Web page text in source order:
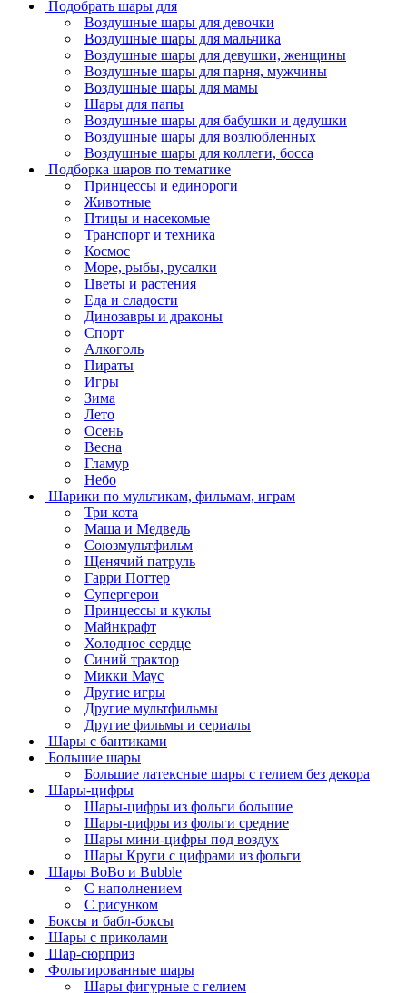
Подобрать шары для
Воздушные шары для девочки
Воздушные шары для мальчика
Воздушные шары для девушки, женщины
Воздушные шары для парня, мужчины
Воздушные шары для мамы
Шары для папы
Воздушные шары для бабушки и дедушки
Воздушные шары для возлюбленных
Воздушные шары для коллеги, босса
Подборка шаров по тематике
Принцессы и единороги
Животные
Птицы и насекомые
Транспорт и техника
Космос
Море, рыбы, русалки
Цветы и растения
Еда и сладости
Динозавры и драконы
Спорт
Алкоголь
Пираты
Игры
Зима
Лето
Осень
Весна
Гламур
Небо
Шарики по мультикам, фильмам, играм
Три кота
Маша и Медведь
Союзмультфильм
Щенячий патруль
Гарри Поттер
Супергерои
Принцессы и куклы
Майнкрафт
Холодное сердце
Синий трактор
Микки Маус
Другие игры
Другие мультфильмы
Другие фильмы и сериалы
Шары с бантиками
Большие шары
Большие латексные шары с гелием без декора
Шары-цифры
Шары-цифры из фольги большие
Шары-цифры из фольги средние
Шары мини-цифры под воздух
Шары Круги с цифрами из фольги
Шары BoBo и Bubble
С наполнением
С рисунком
Боксы и бабл-боксы
Шары с приколами
Шар-сюрприз
Фольгированные шары
Шары фигурные с гелием